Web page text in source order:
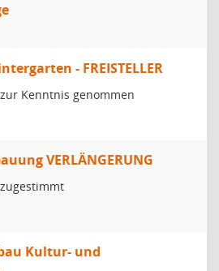
- FREISTELLER
zur Kenntnis genommen
VERLÄNGERUNG
zugestimmt
Kultur- und